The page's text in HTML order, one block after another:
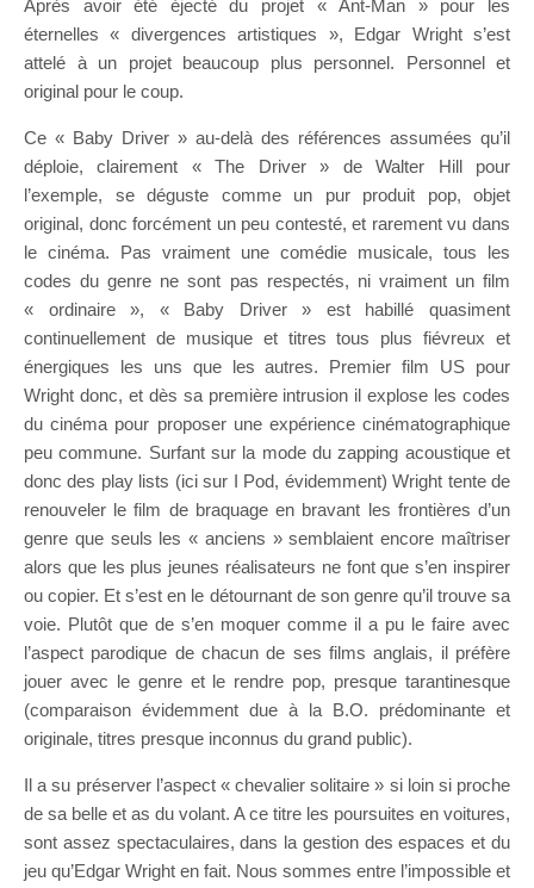
Après avoir été éjecté du projet « Ant-Man » pour les
éternelles « divergences artistiques », Edgar Wright s’est
attelé à un projet beaucoup plus personnel. Personnel et
original pour le coup.
Ce « Baby Driver » au-delà des références assumées qu’il
déploie, clairement « The Driver » de Walter Hill pour
l’exemple, se déguste comme un pur produit pop, objet
original, donc forcément un peu contesté, et rarement vu dans
le cinéma. Pas vraiment une comédie musicale, tous les
codes du genre ne sont pas respectés, ni vraiment un film
« ordinaire », « Baby Driver » est habillé quasiment
continuellement de musique et titres tous plus fiévreux et
énergiques les uns que les autres. Premier film US pour
Wright donc, et dès sa première intrusion il explose les codes
du cinéma pour proposer une expérience cinématographique
peu commune. Surfant sur la mode du zapping acoustique et
donc des play lists (ici sur I Pod, évidemment) Wright tente de
renouveler le film de braquage en bravant les frontières d’un
genre que seuls les « anciens » semblaient encore maîtriser
alors que les plus jeunes réalisateurs ne font que s’en inspirer
ou copier. Et s’est en le détournant de son genre qu’il trouve sa
voie. Plutôt que de s’en moquer comme il a pu le faire avec
l’aspect parodique de chacun de ses films anglais, il préfère
jouer avec le genre et le rendre pop, presque tarantinesque
(comparaison évidemment due à la B.O. prédominante et
originale, titres presque inconnus du grand public).
Il a su préserver l’aspect « chevalier solitaire » si loin si proche
de sa belle et as du volant. A ce titre les poursuites en voitures,
sont assez spectaculaires, dans la gestion des espaces et du
jeu qu’Edgar Wright en fait. Nous sommes entre l’impossible et